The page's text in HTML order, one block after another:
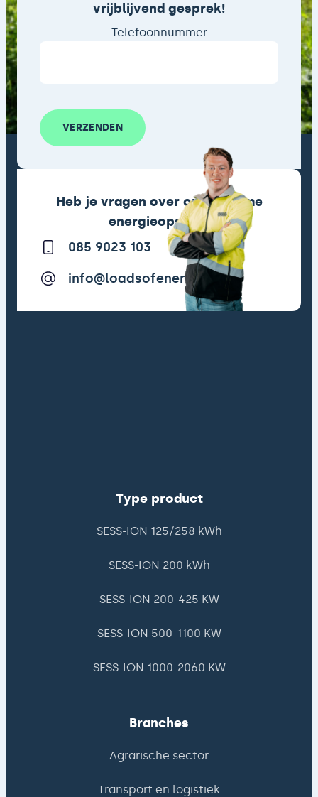
vrijblijvend gesprek!
Telefoonnummer
VERZENDEN
Heb je vragen over onze slimme
energieopslag?
085 9023 103
info@loadsofenergy.com
Type product
SESS-ION 125/258 kWh
SESS-ION 200 kWh
SESS-ION 200-425 KW
SESS-ION 500-1100 KW
SESS-ION 1000-2060 KW
Branches
Agrarische sector
Transport en logistiek